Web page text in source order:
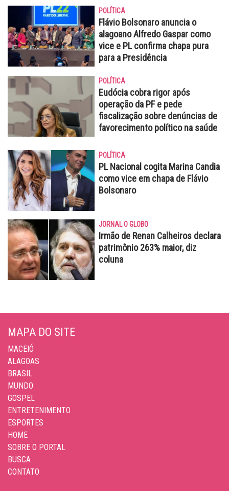
POLÍTICA
Flávio Bolsonaro anuncia o
alagoano Alfredo Gaspar como
vice e PL confirma chapa pura
para a Presidência
POLÍTICA
Eudócia cobra rigor após
operação da PF e pede
fiscalização sobre denúncias de
favorecimento político na saúde
POLÍTICA
PL Nacional cogita Marina Candia
como vice em chapa de Flávio
Bolsonaro
JORNAL O GLOBO
Irmão de Renan Calheiros declara
patrimônio 263% maior, diz
coluna
MAPA DO SITE
MACEIÓ
ALAGOAS
BRASIL
MUNDO
GOSPEL
ENTRETENIMENTO
ESPORTES
HOME
SOBRE O PORTAL
BUSCA
CONTATO